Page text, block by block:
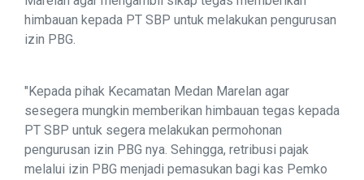
himbauan kepada PT SBP untuk melakukan pengurusan
izin PBG.
"Kepada pihak Kecamatan Medan Marelan agar
sesegera mungkin memberikan himbauan tegas kepada
PT SBP untuk segera melakukan permohonan
pengurusan izin PBG nya. Sehingga, retribusi pajak
melalui izin PBG menjadi pemasukan bagi kas Pemko